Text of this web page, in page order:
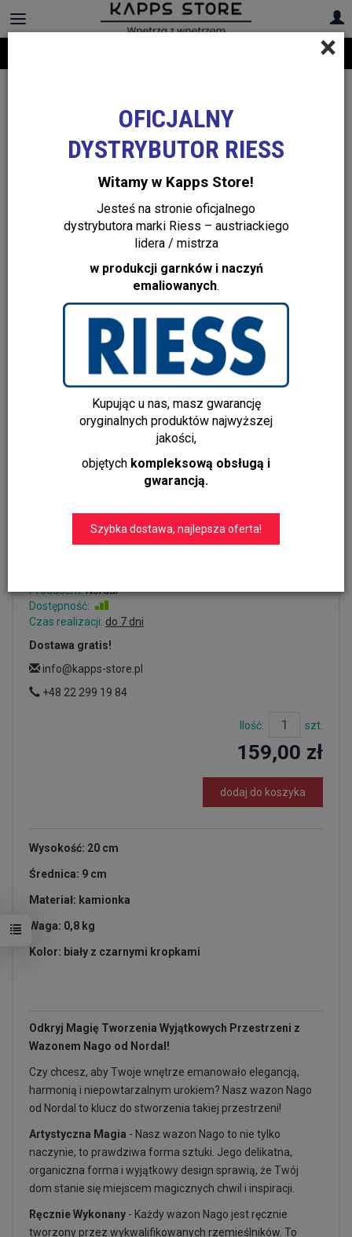
+48 22 299 19 84
×
OFICJALNY
DYSTRYBUTOR RIESS
Witamy w Kapps Store!
Jesteś na stronie oficjalnego
dystrybutora marki Riess – austriackiego
lidera / mistrza
w produkcji garnków i naczyń
emaliowanych.
Kupując u nas, masz gwarancję
oryginalnych produktów najwyższej
jakości,
objętych kompleksową obsługą i
gwarancją.
Szybka dostawa, najlepsza oferta!
cm Nordal
Producent:Nordal
Dostępność:
Czas realizacji: do 7 dni
Dostawa gratis!
info@kapps-store.pl
+48 22 299 19 84
Ilość: szt.
159,00 zł
dodaj do koszyka
Wysokość: 20 cm
Średnica: 9 cm
Materiał: kamionka
Waga: 0,8 kg
Kolor: biały z czarnymi kropkami
Odkryj Magię Tworzenia Wyjątkowych Przestrzeni z
Wazonem Nago od Nordal!
Czy chcesz, aby Twoje wnętrze emanowało elegancją,
harmonią i niepowtarzalnym urokiem? Nasz wazon Nago
od Nordal to klucz do stworzenia takiej przestrzeni!
Artystyczna Magia - Nasz wazon Nago to nie tylko
naczynie, to prawdziwa forma sztuki. Jego delikatna,
organiczna forma i wyjątkowy design sprawią, że Twój
dom stanie się miejscem magicznych chwil i inspiracji.
Ręcznie Wykonany - Każdy wazon Nago jest ręcznie
tworzony przez wykwalifikowanych rzemieślników. To